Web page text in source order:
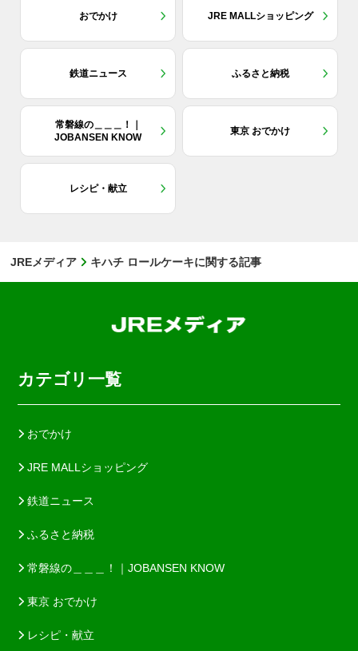
おでかけ JRE MALLショッピング
鉄道ニュース ふるさと納税
常磐線の＿＿＿！｜
JOBANSEN KNOW
東京 おでかけ
レシピ・献立
JREメディア キハチ ロールケーキに関する記事
カテゴリ一覧
おでかけ
JRE MALLショッピング
鉄道ニュース
ふるさと納税
常磐線の＿＿＿！｜JOBANSEN KNOW
東京 おでかけ
レシピ・献立